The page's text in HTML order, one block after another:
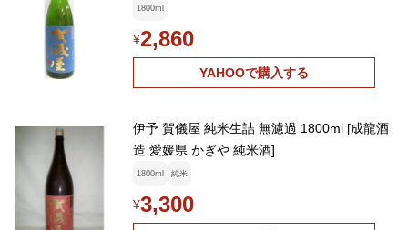
1800ml
¥2,860
YAHOOで購入する
伊予 賀儀屋 純米生詰 無濾過 1800ml [成龍酒
造 愛媛県 かぎや 純米酒]
1800ml 純米
¥3,300